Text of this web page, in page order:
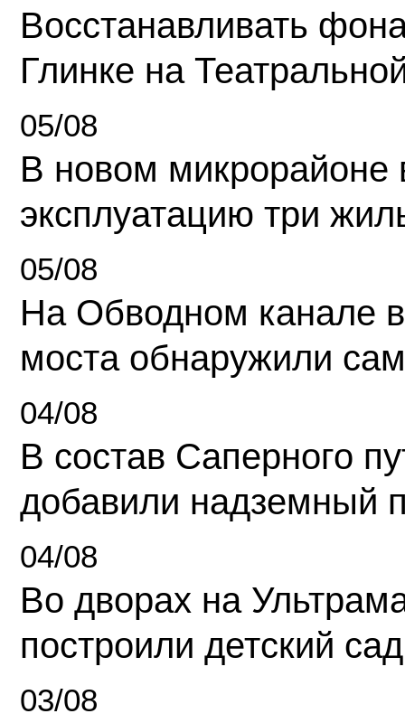
Восстанавливать
Глинке на
05/08
В новом микрорайоне
эксплуатацию три
05/08
На Обводном канале
моста обнаружили
04/08
В состав Саперного
добавили надземный
04/08
Во дворах на
построили детский сад
03/08